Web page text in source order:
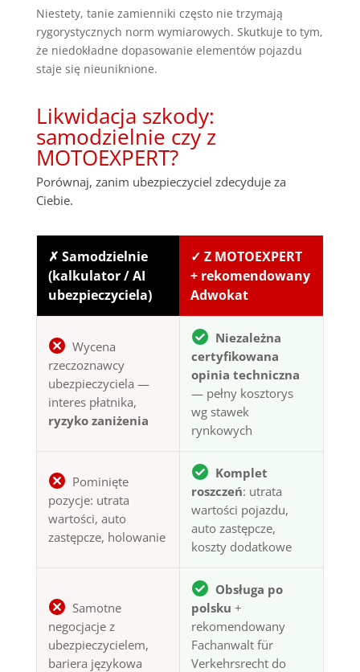
Niestety, tanie zamienniki często nie trzymają
rygorystycznych norm wymiarowych. Skutkuje to tym,
że niedokładne dopasowanie elementów pojazdu
staje się nieuniknione.
Likwidacja szkody:
samodzielnie czy z
MOTOEXPERT?
Porównaj, zanim ubezpieczyciel zdecyduje za
Ciebie.
✗ Samodzielnie
(kalkulator / AI
ubezpieczyciela)
✓ Z MOTOEXPERT
+ rekomendowany
Adwokat
Wycena
rzeczoznawcy
ubezpieczyciela —
interes płatnika,
ryzyko zaniżenia
Niezależna
certyfikowana
opinia techniczna
— pełny kosztorys
wg stawek
rynkowych
Pominięte
pozycje: utrata
wartości, auto
zastępcze, holowanie
Komplet
roszczeń: utrata
wartości pojazdu,
auto zastępcze,
koszty dodatkowe
Samotne
negocjacje z
ubezpieczycielem,
bariera językowa
Obsługa po
polsku +
rekomendowany
Fachanwalt für
Verkehrsrecht do